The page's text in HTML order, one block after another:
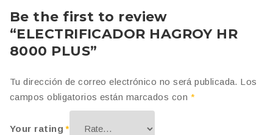
Be the first to review
“ELECTRIFICADOR HAGROY HR
8000 PLUS”
Tu dirección de correo electrónico no será publicada. Los
campos obligatorios están marcados con *
Your rating*